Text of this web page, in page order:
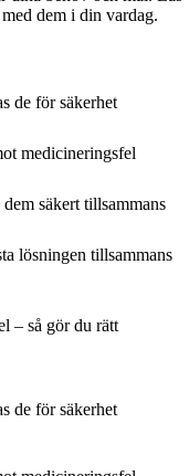
dem i din vardag.
de för säkerhet
medicineringsfel
säkert tillsammans
lösningen tillsammans
– så gör du rätt
de för säkerhet